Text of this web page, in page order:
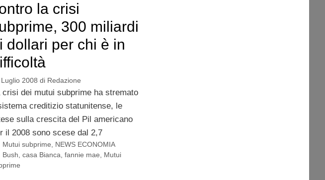
la crisi
300 miliardi
dollari per chi è in
2008 di Redazione
crisi dei mutui subprime ha stremato
creditizio statunitense, le
sulla crescita del Pil americano
il 2008 sono scese dal 2,7
Categorie
Mutui subprime
NEWS ECONOMIA
Tag
Bush ,casa Bianca ,fannie mae
Mutui